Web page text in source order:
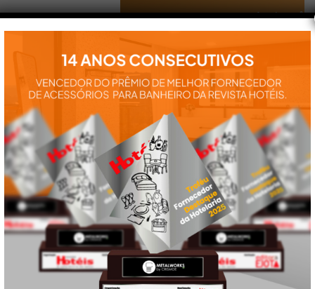
Aqui você
encontra tudo
instalação e
utilização de
nossos
produtos:
manuais,
vídeos,
catálogos e
tudo mais que
precisa.
VEJA
TAMBÉM